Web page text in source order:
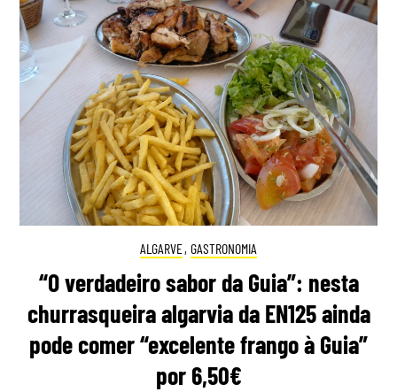
ALGARVE, GASTRONOMIA
“O verdadeiro sabor da Guia”: nesta
churrasqueira algarvia da EN125 ainda
pode comer “excelente frango à Guia”
por 6,50€